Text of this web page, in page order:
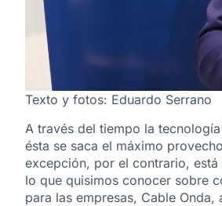
Texto y fotos: Eduardo Serrano
A través del tiempo la
ésta se saca el máximo
excepción, por el contrario,
lo que quisimos conocer sobre
para las empresas, Cable